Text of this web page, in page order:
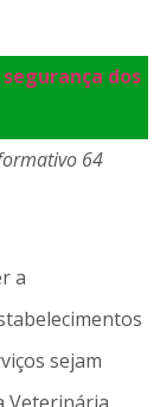
dos
64
a
sejam